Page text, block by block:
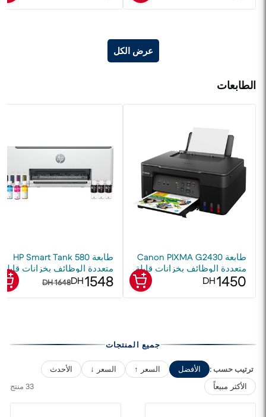
عرض الكل
الطابعات
طابعة Canon PIXMA G2430
متعددة الوظائف بخزانات قابلة
لإعادة الملء
1450
DH
طابعة HP Smart Tank 580
متعددة الوظائف بخزانات قابلة
لإعادة التعبئة
1548
DH
1648 DH
جميع المنتجات
ترتيب حسب : الأفضل السعر ↑ السعر ↓
الأحدث
الأكثر مبيعاً
33 منتج